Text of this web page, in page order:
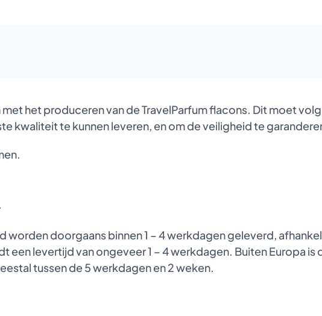
het produceren van de TravelParfum flacons. Dit moet
kwaliteit te kunnen leveren, en om de veiligheid te
worden doorgaans binnen 1 – 4 werkdagen geleverd,
een levertijd van ongeveer 1 – 4 werkdagen. Buiten Europa is
tussen de 5 werkdagen en 2 weken.